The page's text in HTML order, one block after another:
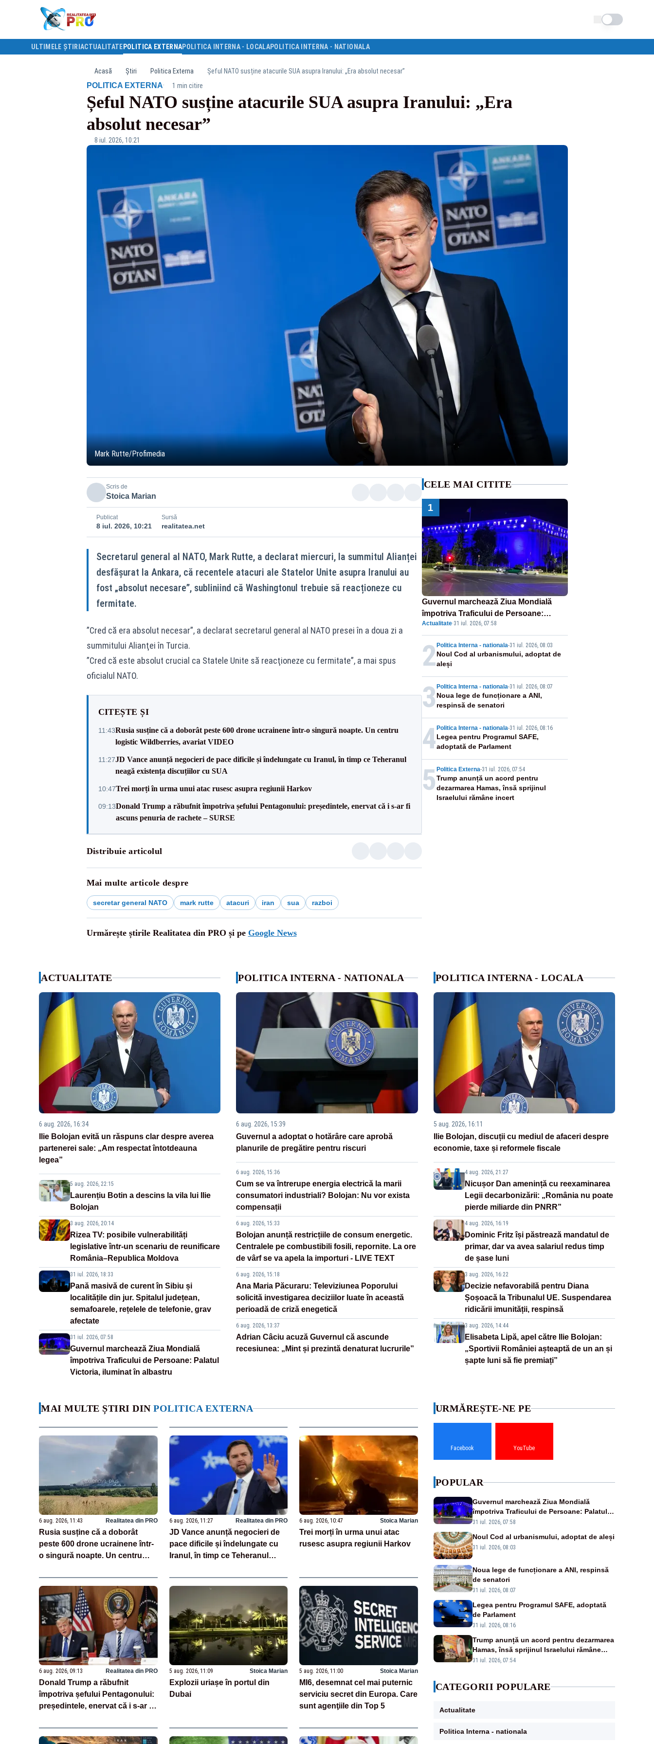
Schimba tema
ULTIMELE ȘTIRI ACTUALITATE POLITICA EXTERNAPOLITICA INTERNA - LOCALAPOLITICA INTERNA - NATIONALA
Acasă Știri Politica Externa Șeful NATO susține atacurile SUA asupra Iranului: „Era absolut necesar”
POLITICA EXTERNA· 1 min citire
Șeful NATO susține atacurile SUA asupra Iranului: „Era
absolut necesar”
8 iul. 2026, 10:21
Mark Rutte/Profimedia
Scris de
Stoica Marian
Publicat
8 iul. 2026, 10:21
Sursă
realitatea.net
Secretarul general al NATO, Mark Rutte, a declarat miercuri, la summitul Alianței
desfășurat la Ankara, că recentele atacuri ale Statelor Unite asupra Iranului au
fost „absolut necesare”, subliniind că Washingtonul trebuie să reacționeze cu
fermitate.
”Cred că era absolut necesar”, a declarat secretarul general al NATO presei în a doua zi a
summitului Alianţei în Turcia.
”Cred că este absolut crucial ca Statele Unite să reacţioneze cu fermitate”, a mai spus
oficialul NATO.
CITEȘTE ȘI
11:43Rusia susține că a doborât peste 600 drone ucrainene într-o singură noapte. Un centru
logistic Wildberries, avariat VIDEO
11:27JD Vance anunță negocieri de pace dificile și îndelungate cu Iranul, în timp ce Teheranul
neagă existența discuțiilor cu SUA
10:47Trei morți în urma unui atac rusesc asupra regiunii Harkov
09:13Donald Trump a răbufnit împotriva șefului Pentagonului: președintele, enervat că i s-ar fi
ascuns penuria de rachete – SURSE
Distribuie articolul
Mai multe articole despre
secretar general NATO mark rutte atacuri iran sua razboi
Urmărește știrile Realitatea din PRO și pe Google News
CELE MAI CITITE
1
Guvernul marchează Ziua Mondială
împotriva Traficului de Persoane:
Palatul Victoria, iluminat în albastru
Actualitate·31 iul. 2026, 07:58
2 Politica Interna - nationala-31 iul. 2026, 08:03
Noul Cod al urbanismului, adoptat de
aleși
3 Politica Interna - nationala-31 iul. 2026, 08:07
Noua lege de funcționare a ANI,
respinsă de senatori
4 Politica Interna - nationala-31 iul. 2026, 08:16
Legea pentru Programul SAFE,
adoptată de Parlament
5 Politica Externa-31 iul. 2026, 07:54
Trump anunță un acord pentru
dezarmarea Hamas, însă sprijinul
Israelului rămâne incert
ACTUALITATE
6 aug. 2026, 16:34
Ilie Bolojan evită un răspuns clar despre averea
partenerei sale: „Am respectat întotdeauna
legea”
5 aug. 2026, 22:15
Laurențiu Botin a descins la vila lui Ilie
Bolojan
3 aug. 2026, 20:14
Rizea TV: posibile vulnerabilități
legislative într-un scenariu de reunificare
România–Republica Moldova
31 iul. 2026, 18:33
Pană masivă de curent în Sibiu și
localitățile din jur. Spitalul județean,
semafoarele, rețelele de telefonie, grav
afectate
31 iul. 2026, 07:58
Guvernul marchează Ziua Mondială
împotriva Traficului de Persoane: Palatul
Victoria, iluminat în albastru
POLITICA INTERNA - NATIONALA
6 aug. 2026, 15:39
Guvernul a adoptat o hotărâre care aprobă
planurile de pregătire pentru riscuri
6 aug. 2026, 15:36
Cum se va întrerupe energia electrică la marii
consumatori industriali? Bolojan: Nu vor exista
compensații
6 aug. 2026, 15:33
Bolojan anunță restricțiile de consum energetic.
Centralele pe combustibili fosili, repornite. La ore
de vârf se va apela la importuri - LIVE TEXT
6 aug. 2026, 15:18
Ana Maria Păcuraru: Televiziunea Poporului
solicită investigarea deciziilor luate în această
perioadă de criză enegetică
6 aug. 2026, 13:37
Adrian Câciu acuză Guvernul că ascunde
recesiunea: „Mint și prezintă denaturat lucrurile”
POLITICA INTERNA - LOCALA
5 aug. 2026, 16:11
Ilie Bolojan, discuții cu mediul de afaceri despre
economie, taxe și reformele fiscale
4 aug. 2026, 21:27
Nicușor Dan amenință cu reexaminarea
Legii decarbonizării: „România nu poate
pierde miliarde din PNRR”
4 aug. 2026, 16:19
Dominic Fritz își păstrează mandatul de
primar, dar va avea salariul redus timp
de șase luni
3 aug. 2026, 16:22
Decizie nefavorabilă pentru Diana
Șoșoacă la Tribunalul UE. Suspendarea
ridicării imunității, respinsă
3 aug. 2026, 14:44
Elisabeta Lipă, apel către Ilie Bolojan:
„Sportivii României așteaptă de un an și
șapte luni să fie premiați”
MAI MULTE ȘTIRI DIN POLITICA EXTERNA
6 aug. 2026, 11:43 Realitatea din PRO
Rusia susține că a doborât
peste 600 drone ucrainene într-
o singură noapte. Un centru
VIDEO
6 aug. 2026, 11:27 Realitatea din PRO
JD Vance anunță negocieri de
pace dificile și îndelungate cu
Iranul, în timp ce Teheranul
SUA
6 aug. 2026, 10:47 Stoica Marian
Trei morți în urma unui atac
rusesc asupra regiunii Harkov
6 aug. 2026, 09:13 Realitatea din PRO
Donald Trump a răbufnit
împotriva șefului Pentagonului:
președintele, enervat că i s-ar fi
SURSE
5 aug. 2026, 11:09 Stoica Marian
Explozii uriașe în portul din
Dubai
5 aug. 2026, 11:00 Stoica Marian
MI6, desemnat cel mai puternic
serviciu secret din Europa. Care
sunt agenţiile din Top 5
URMĂREȘTE-NE PE
Facebook YouTube
POPULAR
Guvernul marchează Ziua Mondială
împotriva Traficului de Persoane: Palatul
Victoria, iluminat în albastru
31 iul. 2026, 07:58
Noul Cod al urbanismului, adoptat de aleși
31 iul. 2026, 08:03
Noua lege de funcționare a ANI, respinsă
de senatori
31 iul. 2026, 08:07
Legea pentru Programul SAFE, adoptată
de Parlament
31 iul. 2026, 08:16
Trump anunță un acord pentru dezarmarea
Hamas, însă sprijinul Israelului rămâne
incert
31 iul. 2026, 07:54
CATEGORII POPULARE
Actualitate
Politica Interna - nationala